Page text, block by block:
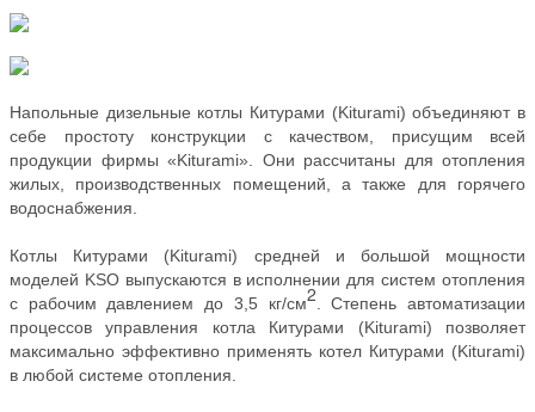
Напольные дизельные котлы Китурами (Kiturami) объединяют в
себе простоту конструкции с качеством, присущим всей
продукции фирмы «Kiturami». Они рассчитаны для отопления
жилых, производственных помещений, а также для горячего
водоснабжения.
Котлы Китурами (Kiturami) средней и большой мощности
моделей KSO выпускаются в исполнении для систем отопления
с рабочим давлением до 3,5 кг/см2 . Степень автоматизации
процессов управления котла Китурами (Kiturami) позволяет
максимально эффективно применять котел Китурами (Kiturami)
в любой системе отопления.